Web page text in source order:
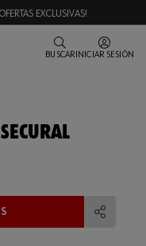
EXCLUSIVAS!
BUSCAR INICIAR SESIÓN